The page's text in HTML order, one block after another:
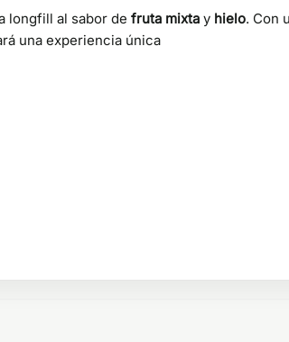
longfill al sabor de fruta mixta y hielo. Con
una experiencia única